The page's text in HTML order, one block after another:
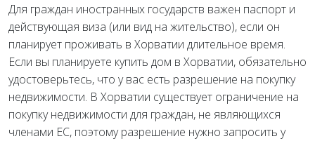
Для граждан иностранных государств важен паспорт и
действующая виза (или вид на жительство), если он
планирует проживать в Хорватии длительное время.
Если вы планируете купить дом в Хорватии, обязательно
удостоверьтесь, что у вас есть разрешение на покупку
недвижимости. В Хорватии существует ограничение на
покупку недвижимости для граждан, не являющихся
членами ЕС, поэтому разрешение нужно запросить у